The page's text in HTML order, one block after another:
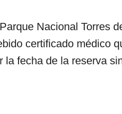
Nacional Torres
certificado médico
fecha de la reserva